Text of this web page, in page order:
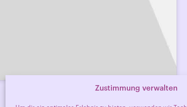
Zustimmung verwalten